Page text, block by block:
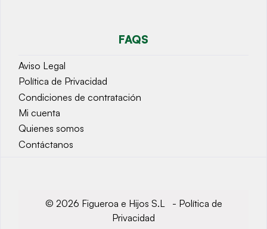
FAQS
Aviso Legal
Política de Privacidad
Condiciones de contratación
Mi cuenta
Quienes somos
Contáctanos
© 2026 Figueroa e Hijos S.L - Política de
Privacidad